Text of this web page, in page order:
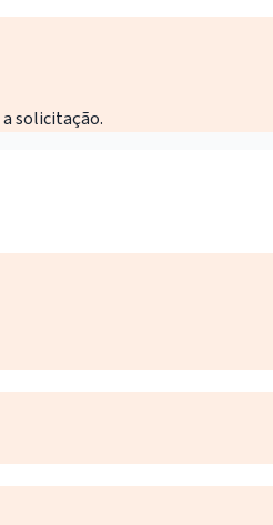
solicitação.